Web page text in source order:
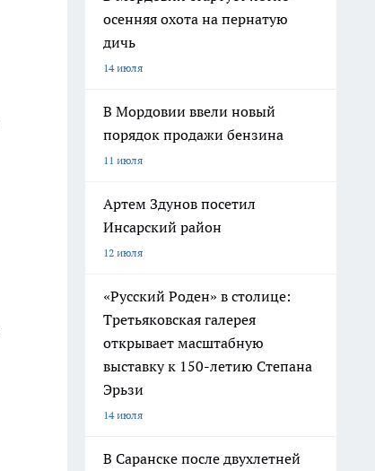
осенняя охота на пернатую
дичь
14 июля
В Мордовии ввели новый
порядок продажи бензина
11 июля
Артем Здунов посетил
Инсарский район
12 июля
«Русский Роден» в столице:
Третьяковская галерея
открывает масштабную
выставку к 150-летию Степана
Эрьзи
14 июля
В Саранске после двухлетней